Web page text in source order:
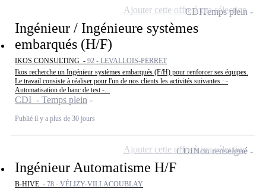
Ingénieur / Ingénieure systèmes
embarqués (H/F)
IKOS CONSULTING - 92 - LEVALLOIS-PERRET
Ikos recherche un Ingénieur systèmes embarqués (F/H) pour renforcer ses équipes.
Le travail consiste à réaliser pour l'un de nos clients les activités suivantes : -
Automatisation de banc de test -...
CDI - Temps plein
Publié il y a plus de 30 jours
CDITemps plein
Ajouter cette offre à ma sélection
Ingénieur Automatisme H/F
B-HIVE - 78 - VÉLIZY-VILLACOUBLAY
CDINon renseigné
Ajouter cette offre à ma sélection